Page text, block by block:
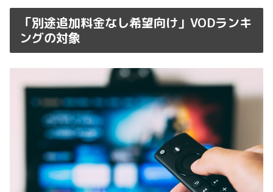
「別途追加料金なし希望向け」VODランキ
ングの対象